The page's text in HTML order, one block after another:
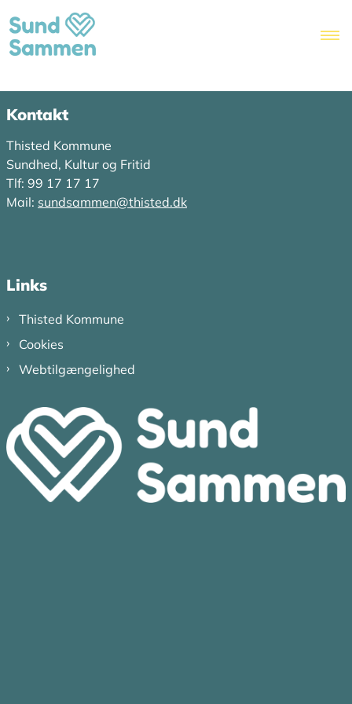
Kontakt
Thisted Kommune
Sundhed, Kultur og Fritid
Tlf: 99 17 17 17
Mail: sundsammen@thisted.dk
Links
Thisted Kommune
Cookies
Webtilgængelighed